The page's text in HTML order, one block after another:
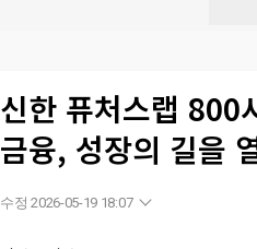
신한 퓨처스랩 800
금융, 성장의 길을
수정 2026-05-19 18:07